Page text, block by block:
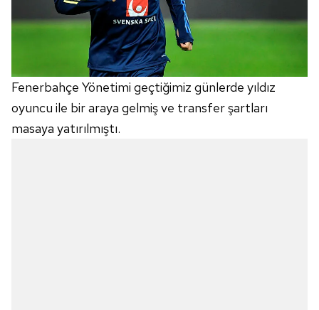
Fenerbahçe Yönetimi geçtiğimiz günlerde yıldız
oyuncu ile bir araya gelmiş ve transfer şartları
masaya yatırılmıştı.